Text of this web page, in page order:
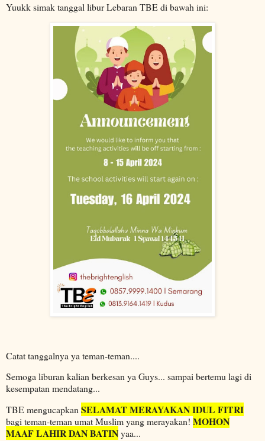
Yuukk simak tanggal libur Lebaran TBE di bawah ini:
Catat tanggalnya ya teman-teman....
Semoga liburan kalian berkesan ya Guys... sampai bertemu lagi di
kesempatan mendatang...
TBE mengucapkanSELAMAT MERAYAKAN IDUL FITRI
bagi teman-teman umat Muslim yang merayakan! MOHON
MAAF LAHIR DAN BATINyaa...